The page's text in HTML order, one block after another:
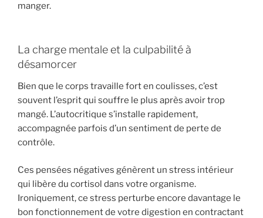
manger.
La charge mentale et la culpabilité à
désamorcer
Bien que le corps travaille fort en coulisses, c’est
souvent l’esprit qui souffre le plus après avoir trop
mangé. L’autocritique s’installe rapidement,
accompagnée parfois d’un sentiment de perte de
contrôle.
Ces pensées négatives génèrent un stress intérieur
qui libère du cortisol dans votre organisme.
Ironiquement, ce stress perturbe encore davantage le
bon fonctionnement de votre digestion en contractant